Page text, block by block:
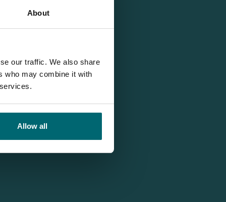
About
our traffic. We also share
who may combine it with
Allow all